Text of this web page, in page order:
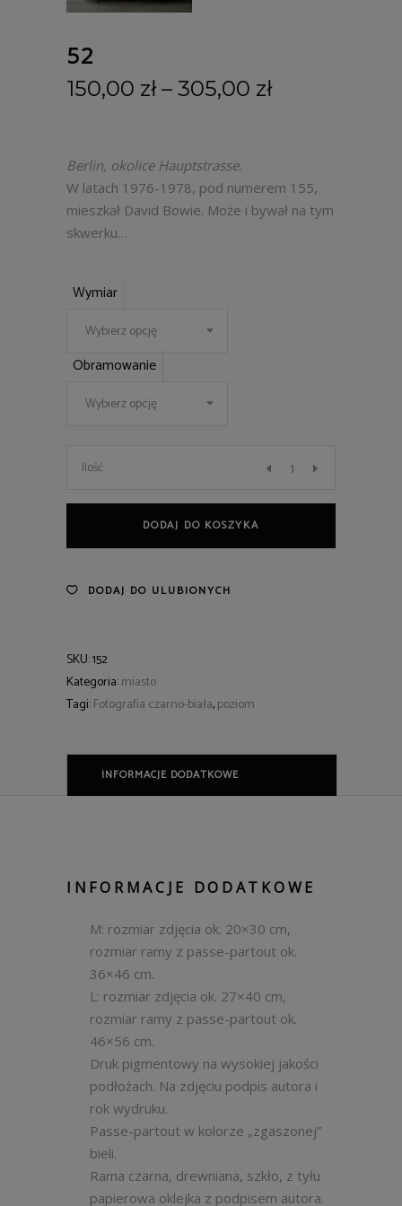
52
150,00 zł– 305,00 zł
Berlin, okolice Hauptstrasse.
W latach 1976-1978, pod numerem 155,
mieszkał David Bowie. Może i bywał na tym
skwerku…
Wymiar
Wybierz opcję
Obramowanie
Wybierz opcję
52
Ilość
DODAJ DO KOSZYKA
DODAJ DO ULUBIONYCH
SKU:152
Kategoria:miasto
Tagi:Fotografia czarno-biała,poziom
INFORMACJE DODATKOWE
INFORMACJE DODATKOWE
M: rozmiar zdjęcia ok. 20×30 cm,
rozmiar ramy z passe-partout ok.
36×46 cm.
L: rozmiar zdjęcia ok. 27×40 cm,
rozmiar ramy z passe-partout ok.
46×56 cm.
Druk pigmentowy na wysokiej jakości
podłożach. Na zdjęciu podpis autora i
rok wydruku.
Passe-partout w kolorze „zgaszonej”
bieli.
Rama czarna, drewniana, szkło, z tyłu
papierowa oklejka z podpisem autora.